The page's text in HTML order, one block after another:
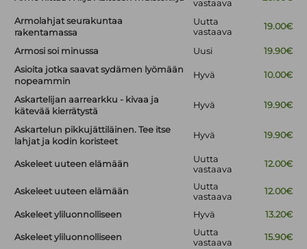
vastaava
Armolahjat seurakuntaa
rakentamassa
Uutta
vastaava
19.00€
Armosi soi minussa Uusi
19.90€
Asioita jotka saavat sydämen lyömään
nopeammin
Hyvä 10.00€
Askartelijan aarrearkku - kivaa ja
kätevää kierrätystä
Hyvä 19.90€
Askartelun pikkujättiläinen. Tee itse
lahjat ja kodin koristeet
Hyvä 19.90€
Askeleet uuteen elämään
Uutta
vastaava
12.00€
Askeleet uuteen elämään
Uutta
vastaava
12.00€
Askeleet yliluonnolliseen Hyvä 13.20€
Askeleet yliluonnolliseen
Uutta
vastaava
15.90€